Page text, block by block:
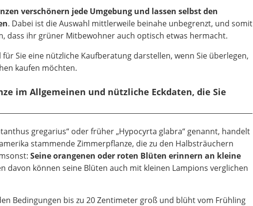
verschönern jede Umgebung und lassen selbst den
. Dabei ist die Auswahl mittlerweile beinahe unbegrenzt, und somit
dass ihr grüner Mitbewohner auch optisch etwas hermacht.
Sie eine nützliche Kaufberatung darstellen, wenn Sie überlegen,
kaufen möchten.
im Allgemeinen und nützliche Eckdaten, die Sie
gregarius“ oder früher „Hypocyrta glabra“ genannt, handelt
stammende Zimmerpflanze, die zu den Halbsträuchern
Seine orangenen oder roten Blüten erinnern an kleine
davon können seine Blüten auch mit kleinen Lampions verglichen
Bedingungen bis zu 20 Zentimeter groß und blüht vom Frühling